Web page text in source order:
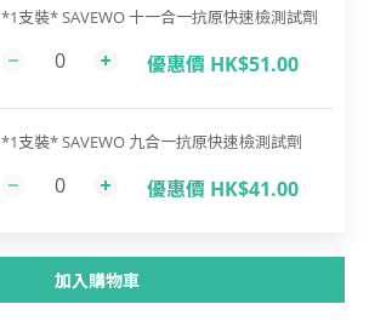
*1支裝* SAVEWO 十一合一抗原快速檢測試劑
優惠價 HK$51.00
*1支裝* SAVEWO 九合一抗原快速檢測試劑
優惠價 HK$41.00
加入購物車